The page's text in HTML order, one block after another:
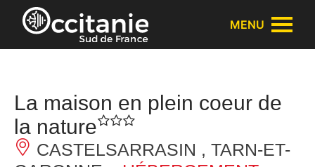
Panneau de gestion des cookies
MENU
La maison en plein coeur de
la nature
CASTELSARRASIN , TARN-ET-